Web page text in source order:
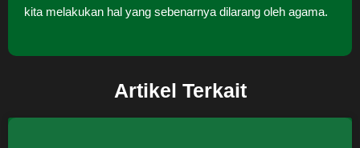
kita melakukan hal yang sebenarnya dilarang oleh agama.
Artikel Terkait